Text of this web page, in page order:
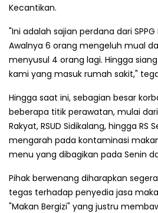
Kecantikan.
"Ini adalah sajian perdana dari
Awalnya 6 orang mengeluh mual
menyusul 4 orang lagi. Hingga
kami yang masuk rumah sakit,"
Hingga saat ini, sebagian besar
beberapa titik perawatan, mulai
Rakyat, RSUD Sidikalang, hingga RS
mengarah pada kontaminasi
menu yang dibagikan pada Senin
Pihak berwenang diharapkan
tegas terhadap penyedia jasa
"Makan Bergizi" yang justru